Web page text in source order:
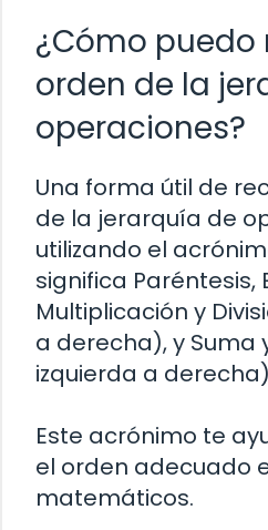
¿Cómo puedo
orden de la
operaciones?
Una forma útil de
de la jerarquía de
utilizando el
significa Paréntesis,
Multiplicación y
a derecha), y Suma
izquierda a
Este acrónimo te
el orden adecuado
matemáticos.